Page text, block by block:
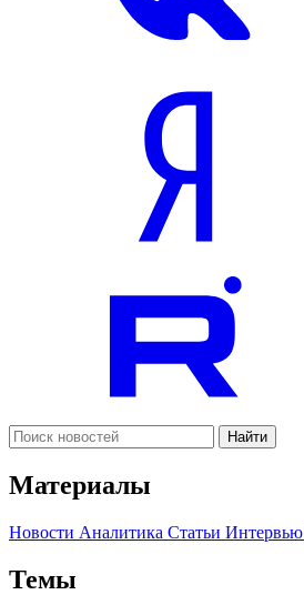
Найти
Материалы
Новости Аналитика Статьи Интервью
Темы